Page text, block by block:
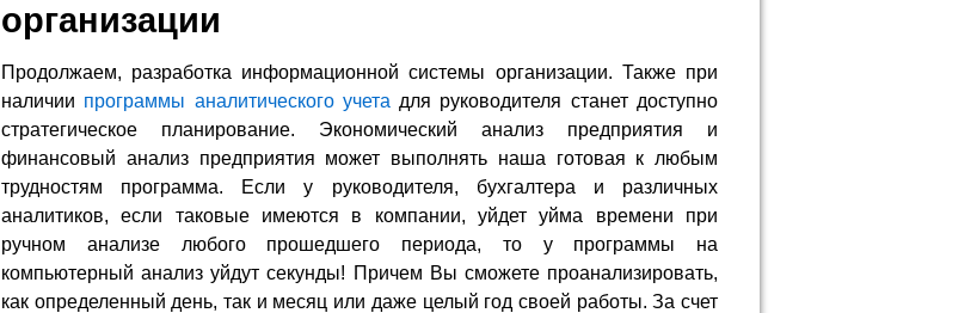
организации
Продолжаем, разработка информационной системы организации. Также при
наличии программы аналитического учета для руководителя станет доступно
стратегическое планирование. Экономический анализ предприятия и
финансовый анализ предприятия может выполнять наша готовая к любым
трудностям программа. Если у руководителя, бухгалтера и различных
аналитиков, если таковые имеются в компании, уйдет уйма времени при
ручном анализе любого прошедшего периода, то у программы на
компьютерный анализ уйдут секунды! Причем Вы сможете проанализировать,
как определенный день, так и месяц или даже целый год своей работы. За счет